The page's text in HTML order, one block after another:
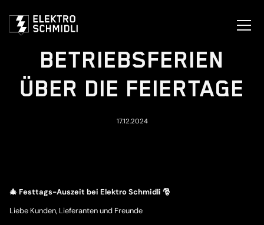
BETRIEBSFERIEN
ÜBER DIE FEIERTAGE
17.12.2024
🎄 Festtags-Auszeit bei Elektro Schmidli 🎅
Liebe Kunden, Lieferanten und Freunde